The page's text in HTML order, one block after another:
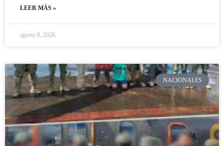
LEER MÁS »
agosto 8, 2026
NACIONALES